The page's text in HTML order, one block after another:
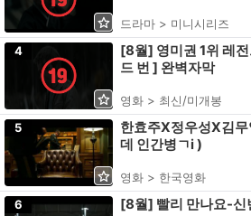
드라마 > 미니시리즈
4
[8월] 영미권 1위 레
드 번 ] 완벽자막
영화 > 최신/미개봉
5
한효주X정우성X김
데 인간병ㄱi )
영화 > 한국영화
6
[8월] 빨리 만나요-신